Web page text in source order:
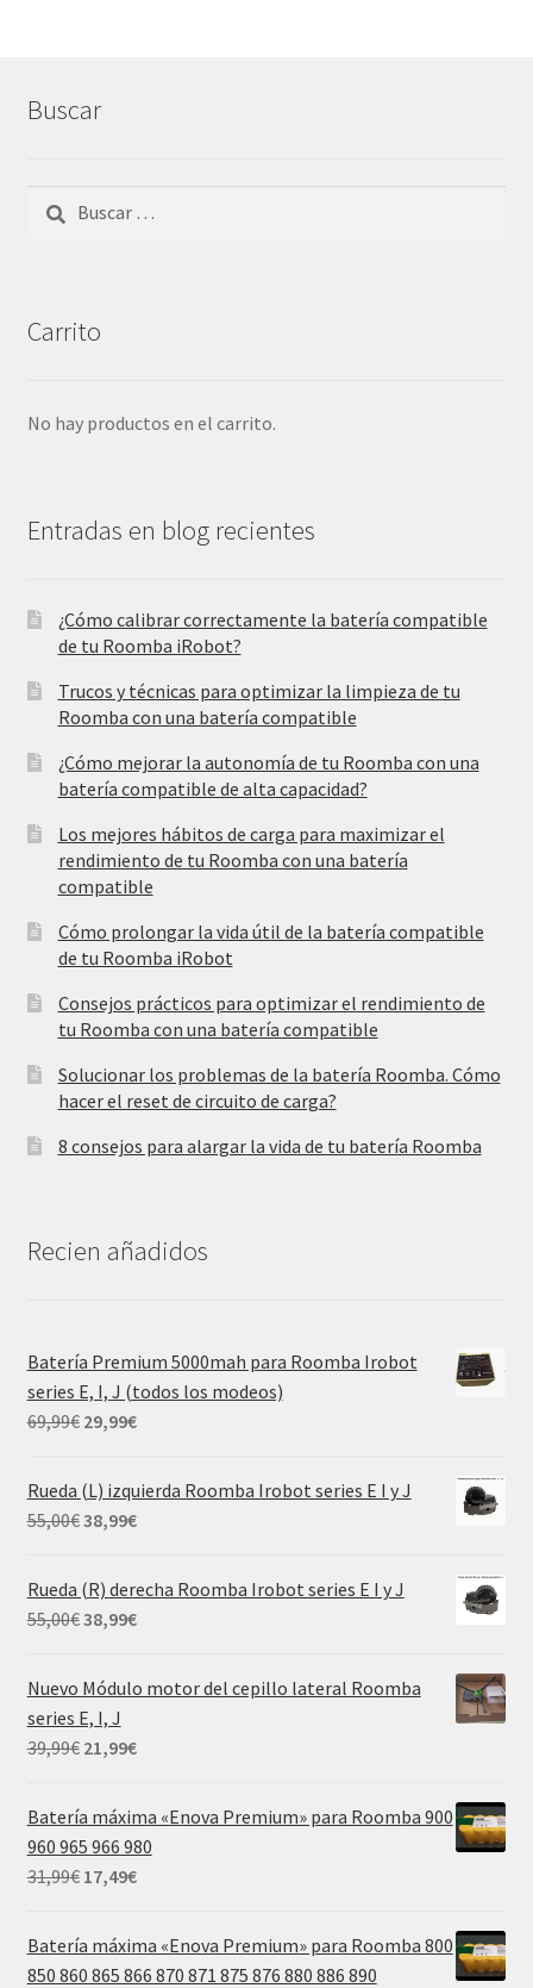
Buscar
Buscar:
Carrito
No hay productos en el carrito.
Entradas en blog recientes
¿Cómo calibrar correctamente la batería compatible
de tu Roomba iRobot?
Trucos y técnicas para optimizar la limpieza de tu
Roomba con una batería compatible
¿Cómo mejorar la autonomía de tu Roomba con una
batería compatible de alta capacidad?
Los mejores hábitos de carga para maximizar el
rendimiento de tu Roomba con una batería
compatible
Cómo prolongar la vida útil de la batería compatible
de tu Roomba iRobot
Consejos prácticos para optimizar el rendimiento de
tu Roomba con una batería compatible
Solucionar los problemas de la batería Roomba. Cómo
hacer el reset de circuito de carga?
8 consejos para alargar la vida de tu batería Roomba
Recien añadidos
Batería Premium 5000mah para Roomba Irobot
series E, I, J (todos los modeos)
69,99€ El
original
era:
69,99€.
29,99€El
actual
Rueda (L) izquierda Roomba Irobot series E I y J
55,00€ El
original
era:
55,00€.
38,99€El
actual
Rueda (R) derecha Roomba Irobot series E I y J
55,00€ El
original
era:
55,00€.
38,99€El
Nuevo Módulo motor del cepillo lateral Roomba
series E, I, J
39,99€ El
original
era:
21,99€El
actual
es:
Batería máxima «Enova Premium» para Roomba 900
960 965 966 980
31,99€ El
original
era:
17,49€El
actual
es:
Batería máxima «Enova Premium» para Roomba 800
850 860 865 866 870 871 875 876 880 886 890